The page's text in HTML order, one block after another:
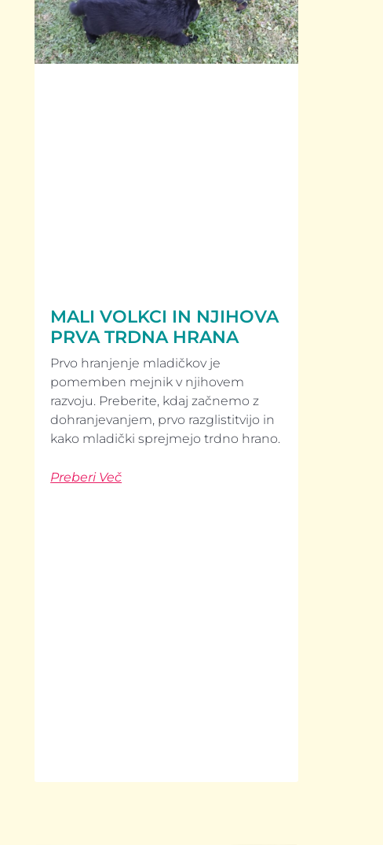
MALI VOLKCI IN NJIHOVA
PRVA TRDNA HRANA
Prvo hranjenje mladičkov je
pomemben mejnik v njihovem
razvoju. Preberite, kdaj začnemo z
dohranjevanjem, prvo razglistitvijo in
kako mladički sprejmejo trdno hrano.
Preberi Več